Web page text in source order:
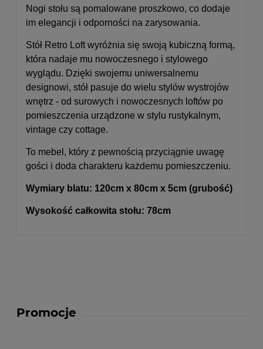
Nogi stołu są pomalowane proszkowo, co dodaje
im elegancji i odporności na zarysowania.
Stół Retro Loft wyróżnia się swoją kubiczną formą,
która nadaje mu nowoczesnego i stylowego
wyglądu. Dzięki swojemu uniwersalnemu
designowi, stół pasuje do wielu stylów wystrojów
wnętrz - od surowych i nowoczesnych loftów po
pomieszczenia urządzone w stylu rustykalnym,
vintage czy cottage.
To mebel, który z pewnością przyciągnie uwagę
gości i doda charakteru każdemu pomieszczeniu.
Wymiary blatu: 120cm x 80cm x 5cm (grubość)
Wysokość całkowita stołu: 78cm
Promocje